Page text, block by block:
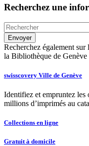
Recherchez une
Recherchez également sur
la Bibliothèque de Genève
swisscovery Ville de Genève
Identifiez et empruntez les
millions d’imprimés au
Collections en ligne
Gratuit à domicile